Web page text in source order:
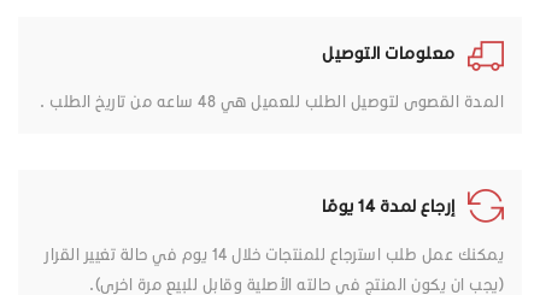
معلومات التوصيل
المدة القصوى لتوصيل الطلب للعميل هي 48 ساعه من تاريخ الطلب .
إرجاع لمدة 14 يومًا
يمكنك عمل طلب استرجاع للمنتجات خلال 14 يوم في حالة تغيير القرار
(يجب ان يكون المنتج في حالته الأصلية وقابل للبيع مرة اخرى).